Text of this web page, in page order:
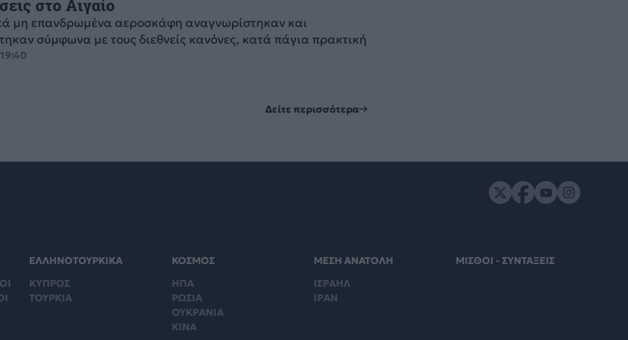
στο Αιγαίο
μη επανδρωμένα αεροσκάφη αναγνωρίστηκαν και
σύμφωνα με τους διεθνείς κανόνες, κατά πάγια πρακτική
Δείτε περισσότερα
ΕΛΛΗΝΟΤΟΥΡΚΙΚΑ
ΚΥΠΡΟΣ
ΤΟΥΡΚΙΑ
ΚΟΣΜΟΣ
ΗΠΑ
ΡΩΣΙΑ
ΟΥΚΡΑΝΙΑ
ΚΙΝΑ
ΜΕΣΗ ΑΝΑΤΟΛΗ
ΙΣΡΑΗΛ
ΙΡΑΝ
ΜΙΣΘΟΙ - ΣΥΝΤΑΞΕΙΣ